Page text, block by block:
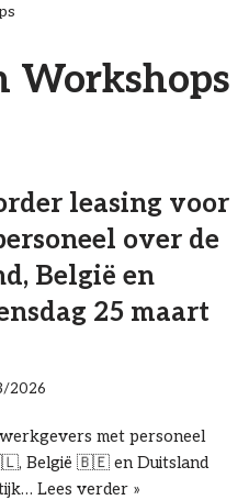
Workshops
leasing voor
over de
België en
25 maart
2026
met personeel
België 🇧🇪 en Duitsland
Lees verder »